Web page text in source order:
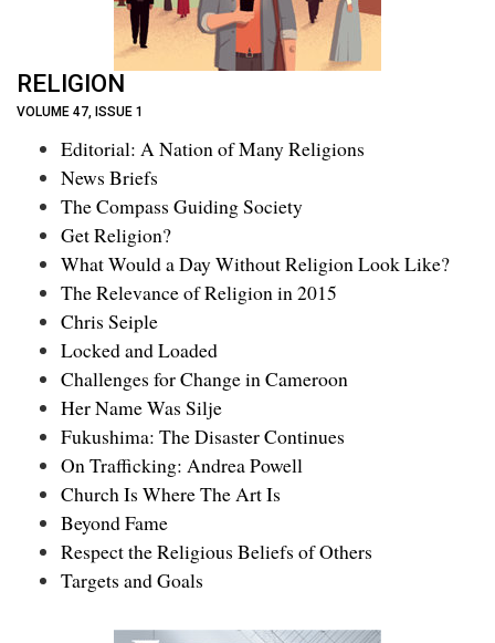
RELIGION
VOLUME 47, ISSUE 1
Editorial: A Nation of Many Religions
News Briefs
The Compass Guiding Society
Get Religion?
What Would a Day Without Religion Look Like?
The Relevance of Religion in 2015
Chris Seiple
Locked and Loaded
Challenges for Change in Cameroon
Her Name Was Silje
Fukushima: The Disaster Continues
On Trafficking: Andrea Powell
Church Is Where The Art Is
Beyond Fame
Respect the Religious Beliefs of Others
Targets and Goals